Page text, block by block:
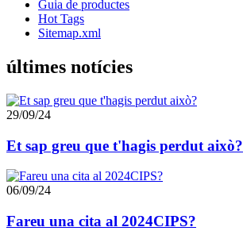
Guia de productes
Hot Tags
Sitemap.xml
últimes notícies
29/09/24
Et sap greu que t'hagis perdut això?
06/09/24
Fareu una cita al 2024CIPS?